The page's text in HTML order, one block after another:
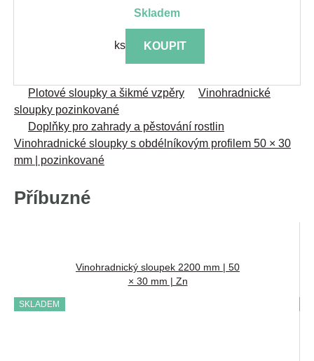
skladem
ks KOUPIT
Plotové sloupky a šikmé vzpěry
Vinohradnické
sloupky pozinkované
Doplňky pro zahrady a pěstování rostlin
Vinohradnické sloupky s obdélníkovým profilem 50 × 30
mm | pozinkované
Příbuzné
Vinohradnický sloupek 2200 mm | 50
× 30 mm | Zn
SKLADEM